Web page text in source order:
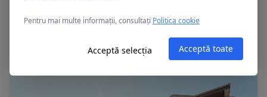
Eforie Nord, Romania
MIRAGE MED SPA
Pentru mai multe informații, consultați Politica cookie
Acceptă selecția Acceptă toate